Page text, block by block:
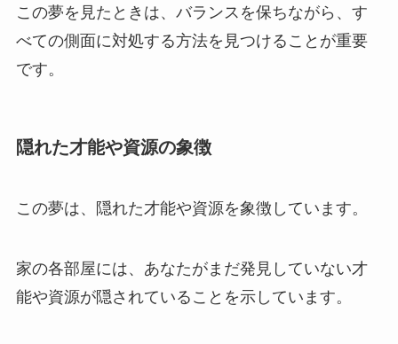
この夢を見たときは、バランスを保ちながら、す
べての側面に対処する方法を見つけることが重要
です。
隠れた才能や資源の象徴
この夢は、隠れた才能や資源を象徴しています。
家の各部屋には、あなたがまだ発見していない才
能や資源が隠されていることを示しています。